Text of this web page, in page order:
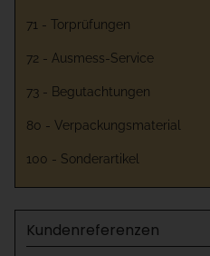
71 - Torprüfungen
72 - Ausmess-Service
73 - Begutachtungen
80 - Verpackungsmaterial
100 - Sonderartikel
Kundenreferenzen